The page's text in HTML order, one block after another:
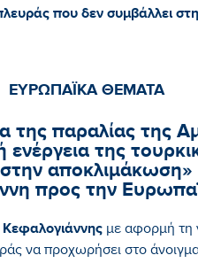
που δεν συμβάλλει
ΕΥΡΩΠΑΪΚΑ ΘΕΜΑΤΑ
της παραλίας της
ενέργεια της
στην
προς την
με αφορμή τη
να προχωρήσει στο